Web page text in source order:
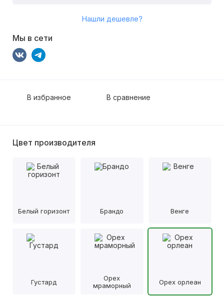
Нашли дешевле?
Мы в сети
В избранное В сравнение
Цвет производителя
Белый горизонт Брандо Венге
Густард
Орех
мраморный
Орех орлеан